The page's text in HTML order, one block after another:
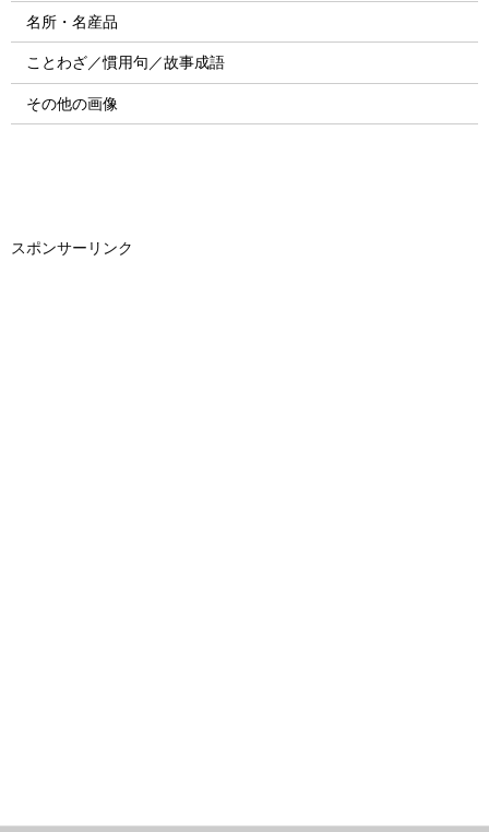
名所・名産品
ことわざ／慣用句／故事成語
その他の画像
スポンサーリンク